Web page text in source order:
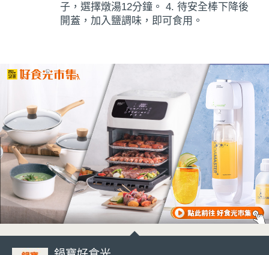
子，選擇燉湯12分鐘。 4. 待安全棒下降後
開蓋，加入鹽調味，即可食用。